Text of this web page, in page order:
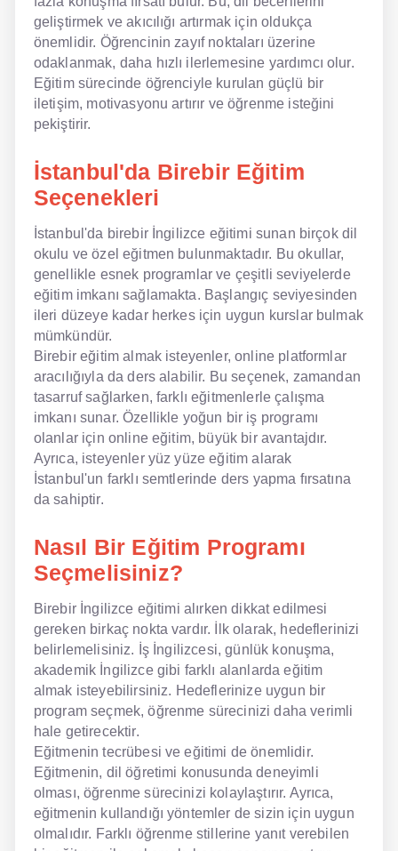
geliştirmek ve akıcılığı artırmak için oldukça
önemlidir. Öğrencinin zayıf noktaları üzerine
odaklanmak, daha hızlı ilerlemesine yardımcı olur.
Eğitim sürecinde öğrenciyle kurulan güçlü bir
iletişim, motivasyonu artırır ve öğrenme isteğini
pekiştirir.
İstanbul'da Birebir Eğitim
Seçenekleri
İstanbul'da birebir İngilizce eğitimi sunan birçok dil
okulu ve özel eğitmen bulunmaktadır. Bu okullar,
genellikle esnek programlar ve çeşitli seviyelerde
eğitim imkanı sağlamakta. Başlangıç seviyesinden
ileri düzeye kadar herkes için uygun kurslar bulmak
mümkündür.
Birebir eğitim almak isteyenler, online platformlar
aracılığıyla da ders alabilir. Bu seçenek, zamandan
tasarruf sağlarken, farklı eğitmenlerle çalışma
imkanı sunar. Özellikle yoğun bir iş programı
olanlar için online eğitim, büyük bir avantajdır.
Ayrıca, isteyenler yüz yüze eğitim alarak
İstanbul'un farklı semtlerinde ders yapma fırsatına
da sahiptir.
Nasıl Bir Eğitim Programı
Seçmelisiniz?
Birebir İngilizce eğitimi alırken dikkat edilmesi
gereken birkaç nokta vardır. İlk olarak, hedeflerinizi
belirlemelisiniz. İş İngilizcesi, günlük konuşma,
akademik İngilizce gibi farklı alanlarda eğitim
almak isteyebilirsiniz. Hedeflerinize uygun bir
program seçmek, öğrenme sürecinizi daha verimli
hale getirecektir.
Eğitmenin tecrübesi ve eğitimi de önemlidir.
Eğitmenin, dil öğretimi konusunda deneyimli
olması, öğrenme sürecinizi kolaylaştırır. Ayrıca,
eğitmenin kullandığı yöntemler de sizin için uygun
olmalıdır. Farklı öğrenme stillerine yanıt verebilen